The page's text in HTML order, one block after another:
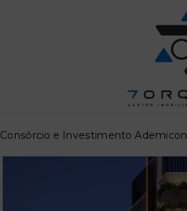
Consórcio e Investimento Ademicon